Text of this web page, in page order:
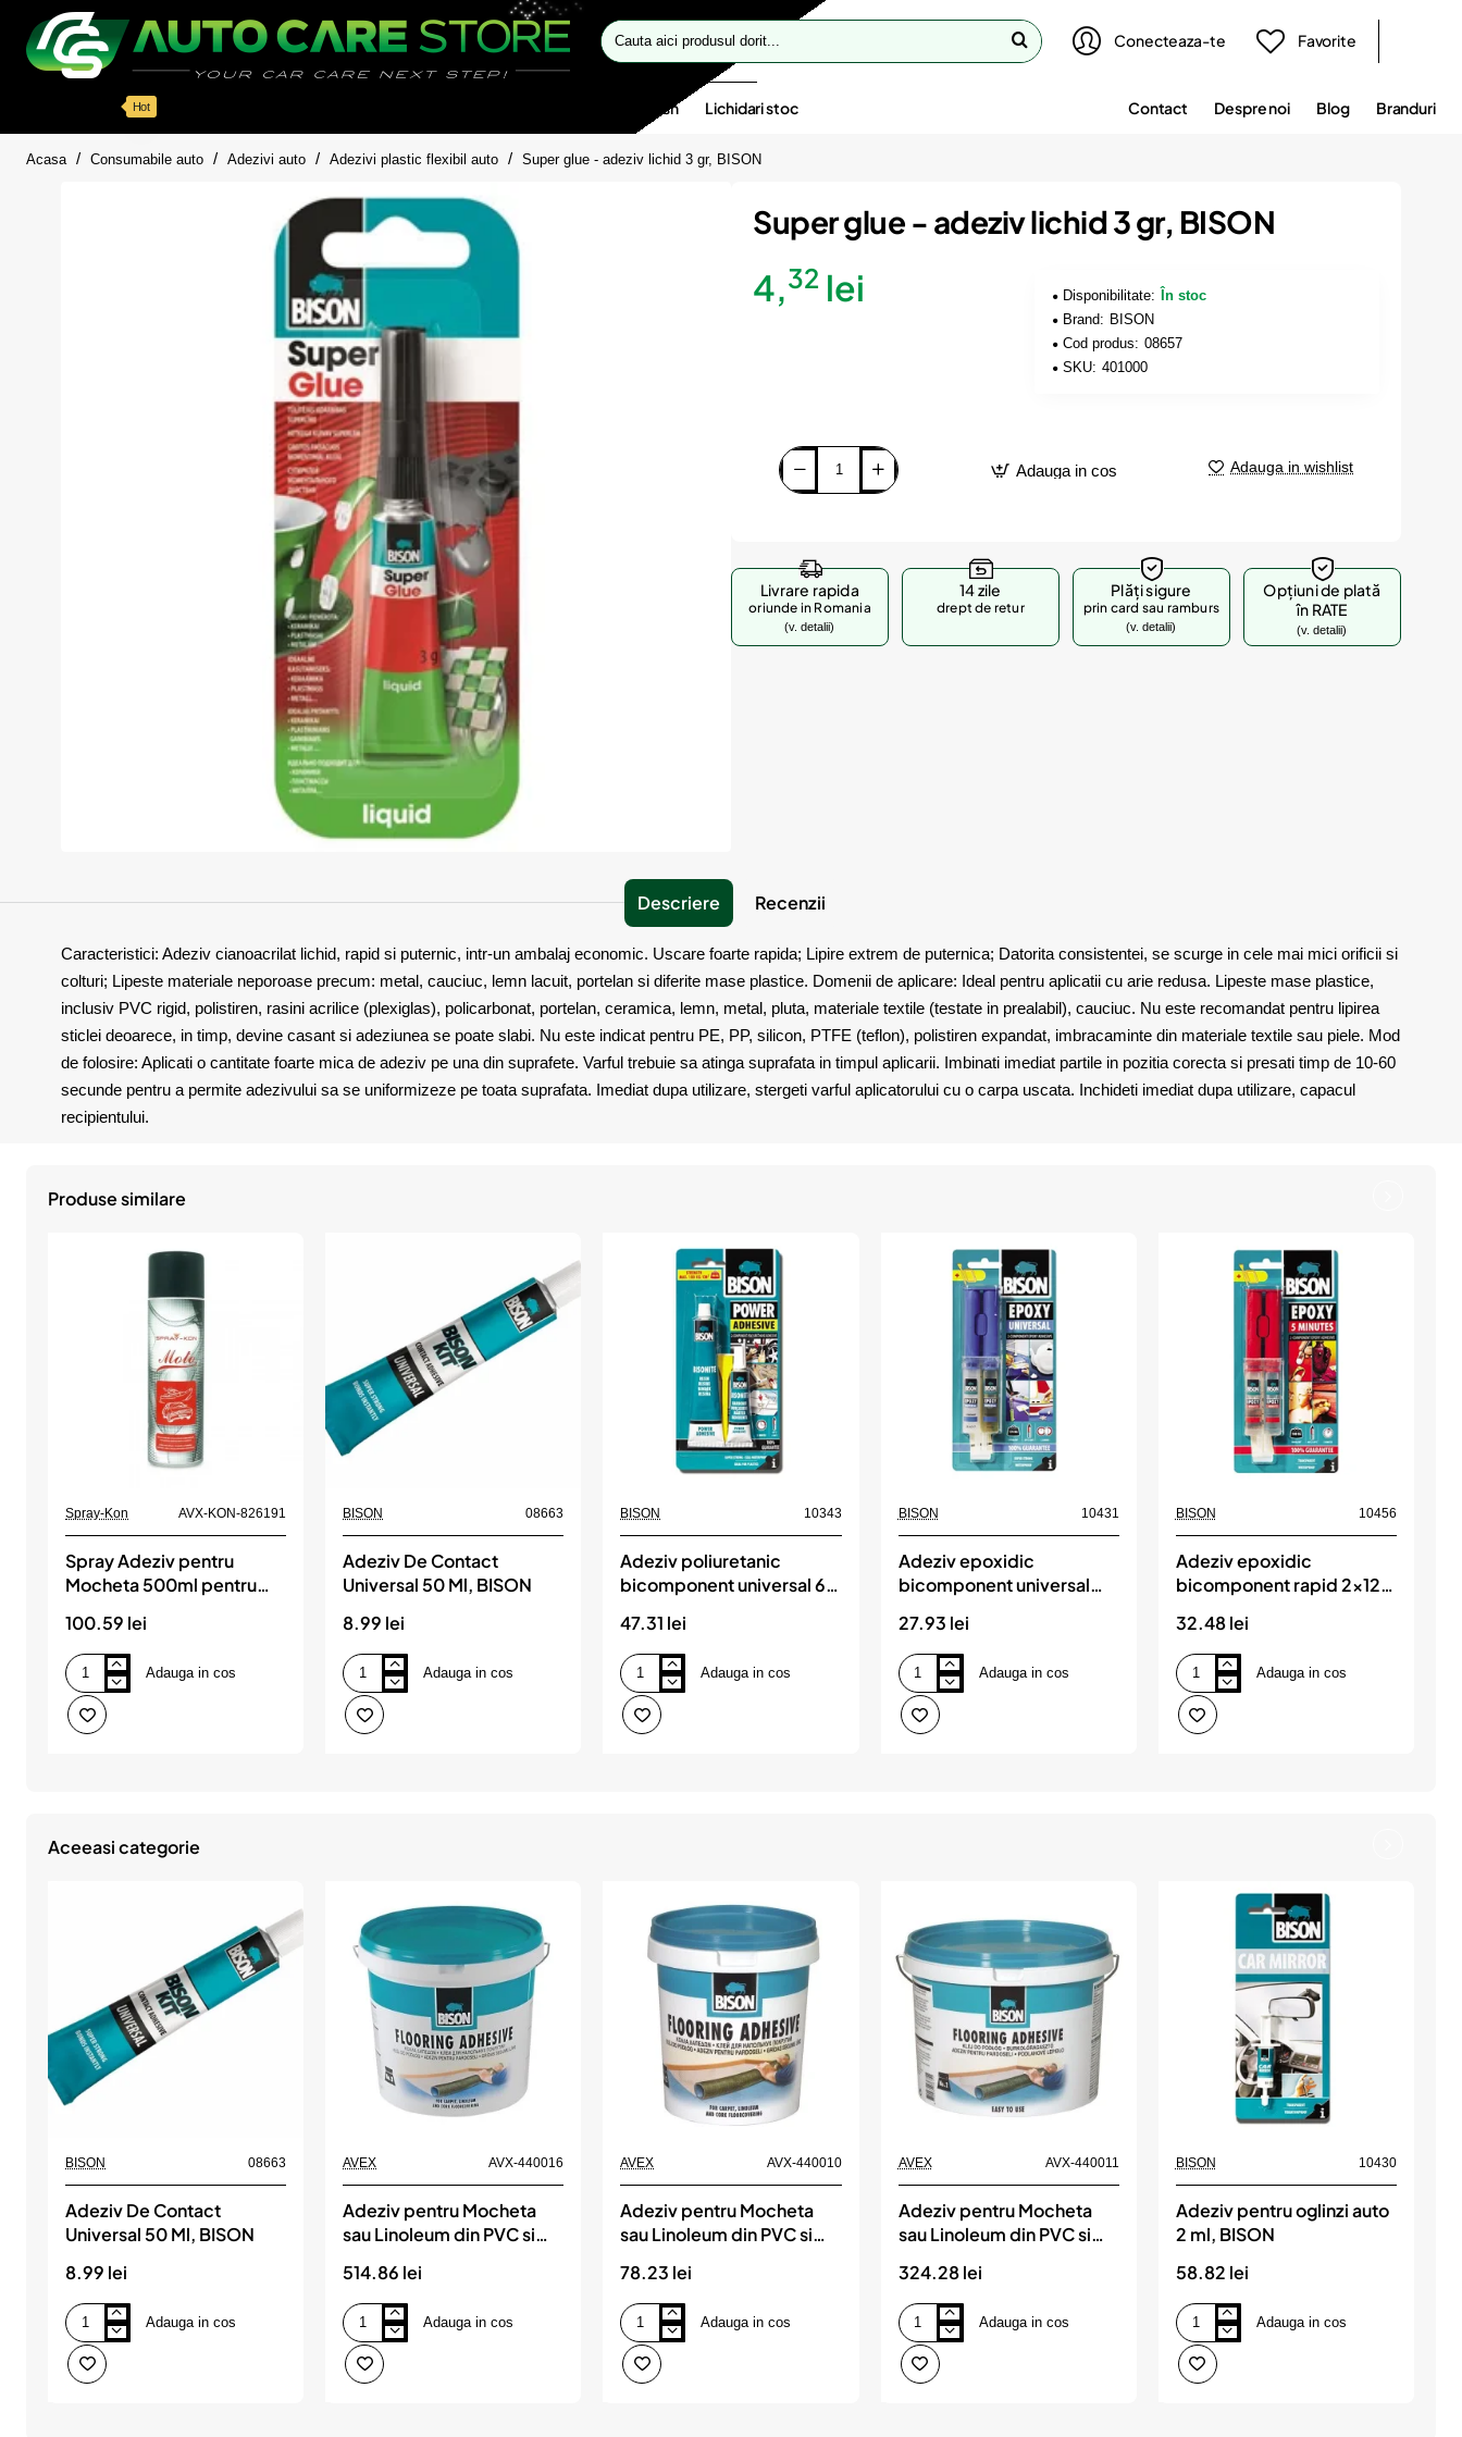
Cauta
aici
Conecteaza-te Favorite
Hot Oferte flash Lichidari stoc Contact Despre noi Blog Branduri
Acasa homeConsumabile auto Adezivi auto Adezivi plastic flexibil auto Super glue - adeziv lichid 3 gr, BISON
Super glue - adeziv lichid 3 gr, BISON
4,32 lei Disponibilitate:
În stoc
Brand: BISON
Cod produs: 08657
SKU: 401000
Adauga in cos Adauga in wishlist
Livrare rapida
oriunde in Romania
(v. detalii)
14 zile
drept de retur
Plăți sigure
prin card sau ramburs
(v. detalii)
Opțiuni de plată
în RATE
(v. detalii)
Descriere Recenzii
Caracteristici: Adeziv cianoacrilat lichid, rapid si puternic, intr-un ambalaj economic. Uscare foarte rapida; Lipire extrem de puternica; Datorita consistentei, se scurge in cele mai mici orificii si
colturi; Lipeste materiale neporoase precum: metal, cauciuc, lemn lacuit, portelan si diferite mase plastice. Domenii de aplicare: Ideal pentru aplicatii cu arie redusa. Lipeste mase plastice,
inclusiv PVC rigid, polistiren, rasini acrilice (plexiglas), policarbonat, portelan, ceramica, lemn, metal, pluta, materiale textile (testate in prealabil), cauciuc. Nu este recomandat pentru lipirea
sticlei deoarece, in timp, devine casant si adeziunea se poate slabi. Nu este indicat pentru PE, PP, silicon, PTFE (teflon), polistiren expandat, imbracaminte din materiale textile sau piele. Mod
de folosire: Aplicati o cantitate foarte mica de adeziv pe una din suprafete. Varful trebuie sa atinga suprafata in timpul aplicarii. Imbinati imediat partile in pozitia corecta si presati timp de 10-60
secunde pentru a permite adezivului sa se uniformizeze pe toata suprafata. Imediat dupa utilizare, stergeti varful aplicatorului cu o carpa uscata. Inchideti imediat dupa utilizare, capacul
recipientului.
Produse similare
Spray-Kon AVX-KON-826191
Spray Adeziv pentru
Mocheta 500ml pentru
Mocheta Incinte Acustice,
Textile, Spray-Kon
100.59 lei
Spray
Adeziv
pentru
Mocheta
Incinte
Adauga in cos
BISON 08663
Adeziv De Contact
Universal 50 Ml, BISON
8.99 lei
Adeziv
De
Contact
Universal
Adauga in cos
BISON 10343
Adeziv poliuretanic
bicomponent universal 65
47.31 lei
Adeziv
poliuretanic
bicomponent
universal
Adauga in cos
BISON 10431
Adeziv epoxidic
bicomponent universal
27.93 lei
Adeziv
epoxidic
bicomponent
universal
Adauga in cos
BISON 10456
Adeziv epoxidic
bicomponent rapid 2x12
32.48 lei
Adeziv
epoxidic
bicomponent
rapid
Adauga in cos
Aceeasi categorie
BISON 08663
Adeziv De Contact
Universal 50 Ml, BISON
8.99 lei
Adeziv
De
Contact
Universal
Adauga in cos
AVEX AVX-440016
Adeziv pentru Mocheta
sau Linoleum din PVC si
514.86 lei
Adeziv
pentru
Mocheta
sau
Adauga in cos
AVEX AVX-440010
Adeziv pentru Mocheta
sau Linoleum din PVC si
78.23 lei
Adeziv
pentru
Mocheta
sau
Adauga in cos
AVEX AVX-440011
Adeziv pentru Mocheta
sau Linoleum din PVC si
324.28 lei
Adeziv
pentru
Mocheta
sau
Adauga in cos
BISON 10430
Adeziv pentru oglinzi auto
2 ml, BISON
58.82 lei
Adeziv
pentru
oglinzi
auto
Adauga in cos